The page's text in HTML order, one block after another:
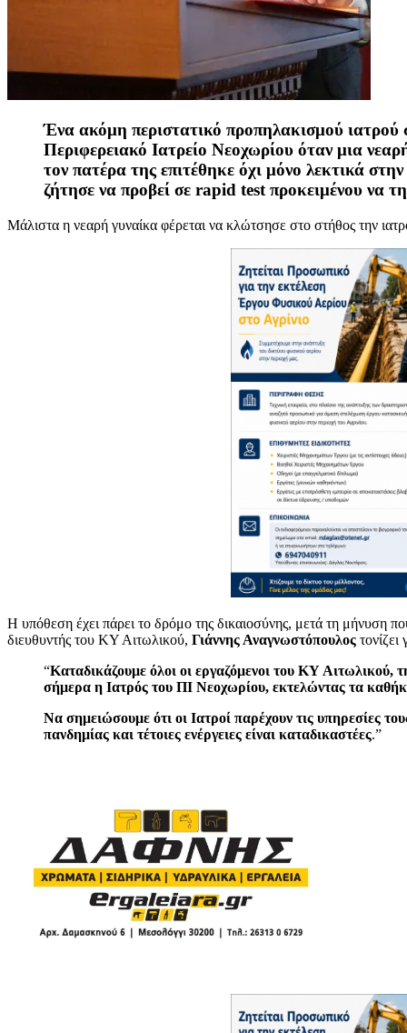
Ένα ακόμη περιστατικό προπηλακισμού ιατρού
Περιφερειακό Ιατρείο Νεοχωρίου όταν μια
τον πατέρα της επιτέθηκε όχι μόνο λεκτικά
ζήτησε να προβεί σε rapid test προκειμένου να
Μάλιστα η νεαρή γυναίκα φέρεται να κλώτσησε στο στήθος την
Η υπόθεση έχει πάρει το δρόμο της δικαιοσύνης, μετά τη μήνυση
διευθυντής του ΚΥ Αιτωλικού, Γιάννης Αναγνωστόπουλος τονίζει
“Καταδικάζουμε όλοι οι εργαζόμενοι του ΚΥ Αιτωλικού,
σήμερα η Ιατρός του ΠΙ Νεοχωρίου, εκτελώντας τα
Να σημειώσουμε ότι οι Ιατροί παρέχουν τις υπηρεσίες
πανδημίας και τέτοιες ενέργειες είναι καταδικαστέες.”